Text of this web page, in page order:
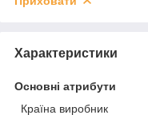
Характеристики
Основні атрибути
Країна виробник